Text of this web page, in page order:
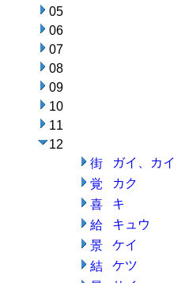
05
06
07
08
09
10
11
12
街
ガイ、カイ
覚
カク
喜
キ
給
キュウ
景
ケイ
結
ケツ